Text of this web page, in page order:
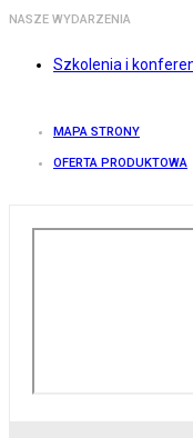
NASZE WYDARZENIA
Szkolenia i
MAPA STRONY
OFERTA PRODUKTOWA